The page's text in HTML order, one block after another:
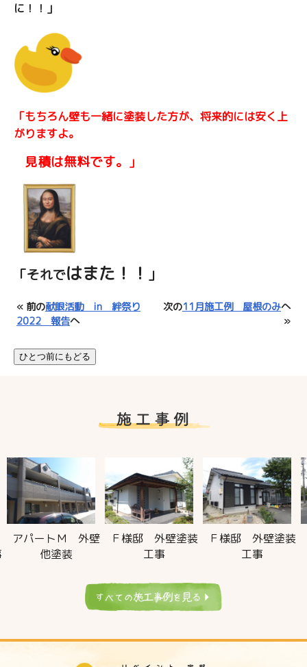
に！！」
「もちろん壁も一緒に塗装した方が、将来的には安く上
がりますよ。
見積は無料です。 」
「それではまた！！ 」
« 前の献眼活動 in 絆祭り
2022 報告へ
次の11月施工例 屋根のみへ
»
アパートＭ 外壁
他塗装
Ｆ様邸 外壁塗装
工事
Ｆ様邸 外壁塗装
工事